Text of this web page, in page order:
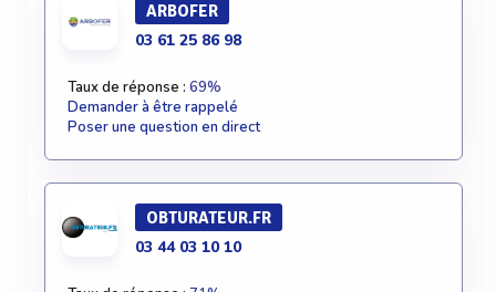
ARBOFER
03 61 25 86 98
Taux de réponse : 69%
Demander à être rappelé
Poser une question en direct
OBTURATEUR.FR
03 44 03 10 10